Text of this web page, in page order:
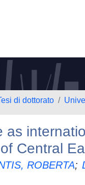
di dottorato
as
Central
ROBERTA;